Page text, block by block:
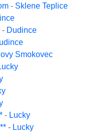
- Sklene Teplice
- Dudince
Smokovec
- Lucky
- Lucky